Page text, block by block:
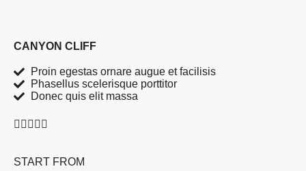
CANYON CLIFF
Proin egestas ornare augue et facilisis
Phasellus scelerisque porttitor
Donec quis elit massa
    
START FROM